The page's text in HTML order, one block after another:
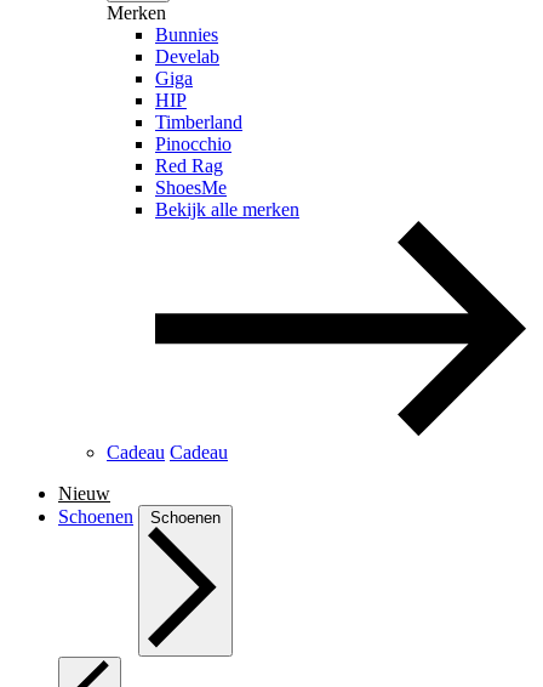
Merken
Bunnies
Develab
Giga
HIP
Timberland
Pinocchio
Red Rag
ShoesMe
Bekijk alle merken
Cadeau Cadeau
Nieuw
Schoenen
Schoenen